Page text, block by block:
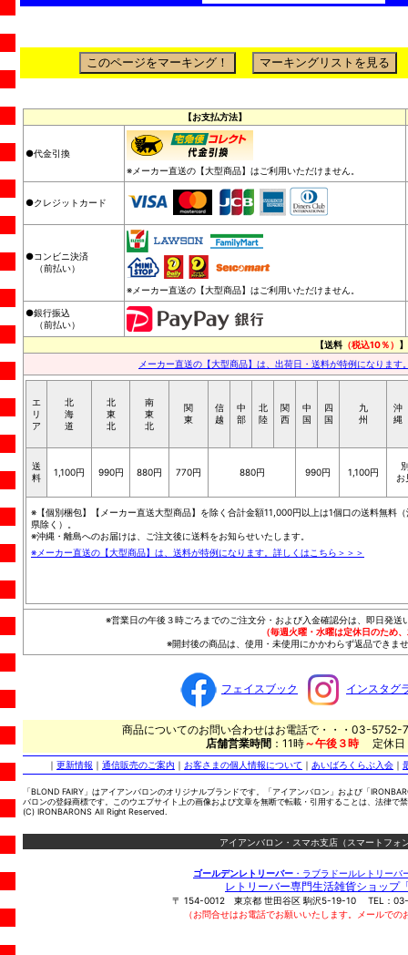
【お支払方法】
●代金引換
※メーカー直送の【大型商品】はご利用いただけません。
●クレジットカード
●コンビニ決済
（前払い）
※メーカー直送の【大型商品】はご利用いただけません。
●銀行振込
（前払い）
【送料 （税込10％） 】
メーカー直送の【大型商品】は、出荷日・送料が特例になりま
エ
リ
ア
北
海
道
北
東
北
南
東
北
関
東
信
越
中
部
北
陸
関
西
中
国
四
国
九
州
沖
縄
送
料
1,100円 990円 880円 770円 880円 990円 1,100円
お
※【個別梱包】【メーカー直送大型商品】を除く合計金額11,000円以上は1個口の送料無料（
県除く）。
※沖縄・離島へのお届けは、ご注文後に送料をお知らせいたします。
※メーカー直送の【大型商品】は、送料が特例になります。詳しくはこちら＞＞＞
※営業日の午後３時ごろまでのご注文分・および入金確認分は、即日発
（毎週火曜・水曜は定休日のため
※開封後の商品は、使用・未使用にかかわらず返品できま
フェイスブック インスタグ
商品についてのお問い合わせはお電話で・・・03-5752-
店舗営業時間 ：11時～午後３時 定休
｜ 更新情報 ｜ 通信販売のご案内 ｜ お客さまの個人情報について ｜ あいばろくらぶ入会 ｜
「BLOND FAIRY」はアイアンバロンのオリジナルブランドです。「アイアンバロン」および「
バロンの登録商標です。このウエブサイト上の画像および文章を無断で転載・引用することは、法律で
(C) IRONBARONS All Right Reserved.
アイアンバロン・スマホ支店（スマートフォ
ゴールデンレトリーバー ・ラブラドールレトリー
レトリーバー専門生活雑貨ショップ
〒 154-0012 東京都 世田谷区 駒沢5-19-10 TEL：
（お問合せはお電話でお願いいたします。メールで